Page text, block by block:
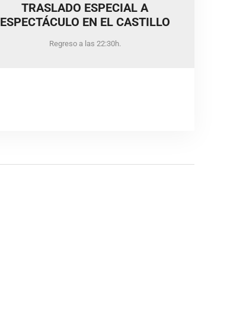
TRASLADO ESPECIAL A
ESPECTÁCULO EN EL CASTILLO
Regreso a las 22:30h.